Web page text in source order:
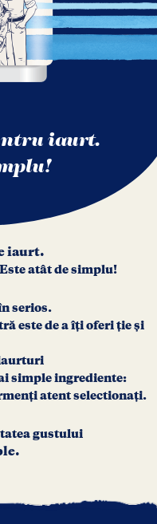
iaurt.
iaurt.​
atât de simplu!​
serios.
este de a îţi oferi ţie și
simple ingrediente:
atent selectionaţi.
gustului